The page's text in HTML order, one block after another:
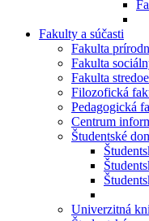
Fakulty a súčasti
Fakulta
Fakulta
Fakulta
Filozofická
Pedagogická
Centrum
Študentské
Univerzitná